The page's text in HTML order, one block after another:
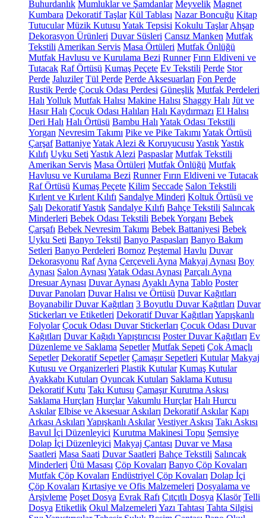
Buhurdanlık Mumluklar ve Şamdanlar Meyvelik Magnet
Kumbara Dekoratif Taşlar Kül Tablası Nazar Boncuğu Kitap
Tutucular Müzik Kutusu Yatak Tepsisi Kokulu Taşlar Ahşap
Dekorasyon Ürünleri Duvar Süsleri Cansız Manken Mutfak
Tekstili Amerikan Servis Masa Örtüleri Mutfak Önlüğü
Mutfak Havlusu ve Kurulama Bezi Runner Fırın Eldiveni ve
Tutacak Raf Örtüsü Kumaş Peçete Ev Tekstili Perde Stor
Perde Jaluziler Tül Perde Perde Aksesuarları Fon Perde
Rustik Perde Çocuk Odası Perdesi Güneşlik Mutfak Perdeleri
Halı Yolluk Mutfak Halısı Makine Halısı Shaggy Halı Jüt ve
Hasır Halı Çocuk Odası Halıları Halı Kaydırmazı El Halısı
Deri Halı Halı Örtüsü Bambu Halı Yatak Odası Tekstili
Yorgan Nevresim Takımı Pike ve Pike Takımı Yatak Örtüsü
Çarşaf BattaniyeYatak Alezi & Koruyucusu YastıkYastık
Kılıfı Uyku Seti Yastık Alezi Paspaslar Mutfak Tekstili
Amerikan Servis Masa Örtüleri Mutfak Önlüğü Mutfak
Havlusu ve Kurulama Bezi Runner Fırın Eldiveni ve Tutacak
Raf Örtüsü Kumaş Peçete Kilim Seccade Salon Tekstili
Kırlent ve Kırlent Kılıfı Sandalye Minderi Koltuk Örtüsü ve
Şalı Dekoratif Yastık Sandalye Kılıfı Bahçe Tekstili Salıncak
Minderleri Bebek Odası Tekstili Bebek Yorganı Bebek
Çarşafı Bebek Nevresim Takımı Bebek Battaniyesi Bebek
Uyku Seti Banyo Tekstil Banyo Paspasları Banyo Bakım
Setleri Banyo Perdeleri Bornoz Peştemal Havlu Duvar
Dekorasyonu Raf Ayna Çerçeveli Ayna Makyaj Aynası Boy
Aynası Salon Aynası Yatak Odası Aynası Parçalı Ayna
Dresuar Aynası Duvar Aynası Ayaklı Ayna Tablo Poster
Duvar Panoları Duvar Halısı ve Örtüsü Duvar Kağıtları
Boyanabilir Duvar Kağıtları 3 Boyutlu Duvar Kağıtları Duvar
Stickerları ve Etiketleri Dekoratif Duvar Kağıtları Yapışkanlı
Folyolar Çocuk Odası Duvar Stickerları Çocuk Odası Duvar
Kağıtları Duvar Kağıdı Yapıştırıcısı Poster Duvar Kağıtları Ev
Düzenleme ve Saklama Sepetler Mutfak Sepeti Çok Amaçlı
Sepetler Dekoratif Sepetler Çamaşır Sepetleri Kutular Makyaj
Kutusu ve Organizerleri Plastik Kutular Kumaş Kutular
Ayakkabı Kutuları Oyuncak Kutuları Saklama Kutusu
Dekoratif Kutu Takı Kutusu Çamaşır Kurutma Askısı
Saklama Hurçları Hurçlar Vakumlu Hurçlar Halı Hurcu
Askılar Elbise ve Aksesuar Askıları Dekoratif Askılar Kapı
Arkası Askıları Yapışkanlı Askılar Vestiyer Askısı Takı Askısı
Bavul İçi Düzenleyici Kurutma Makinesi Topu Şemsiye
Dolap İçi Düzenleyici Makyaj Çantası Duvar ve Masa
Saatleri Masa Saati Duvar Saatleri Bahçe Tekstili Salıncak
Minderleri Ütü Masası Çöp Kovaları Banyo Çöp Kovaları
Mutfak Çöp Kovaları Endüstriyel Çöp Kovaları Dolap İçi
Çöp Kovaları Kırtasiye ve Ofis Malzemeleri Dosyalama ve
Arşivleme Poşet Dosya Evrak Rafı Çıtçıtlı Dosya Klasör Telli
Dosya Etiketlik Okul Malzemeleri Yazı Tahtası Tahta Silgisi